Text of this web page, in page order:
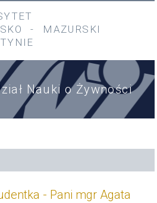
- MAZURSKI
Nauki o Żywności
- Pani mgr Agata